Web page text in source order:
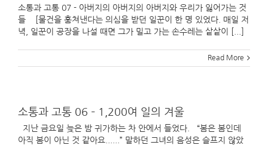
소통과 고통 07 - 아버지의 아버지의 아버지와 우리가 잃어가는 것
들 [물건을 훔쳐낸다는 의심을 받던 일꾼이 한 명 있었다. 매일 저
녁, 일꾼이 공장을 나설 때면 그가 밀고 가는 손수레는 샅샅이 [...]
Read More
소통과 고통 06 – 1,200여 일의 겨울
지난 금요일 늦은 밤 귀가하는 차 안에서 들었다. “봄은 봄인데
아직 봄이 아닌 것 같아요......” 말하던 그녀의 음성은 슬프지 않았